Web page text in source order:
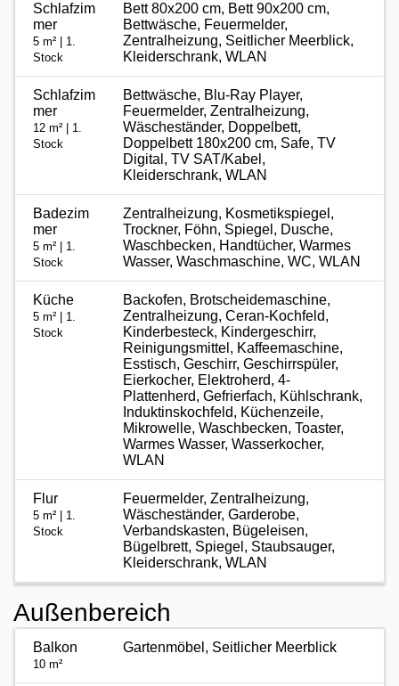
Schlafzim
mer
5 m² | 1.
Stock
Bett 80x200 cm, Bett 90x200 cm,
Bettwäsche, Feuermelder,
Zentralheizung, Seitlicher Meerblick,
Kleiderschrank, WLAN
Schlafzim
mer
12 m² | 1.
Stock
Bettwäsche, Blu-Ray Player,
Feuermelder, Zentralheizung,
Wäscheständer, Doppelbett,
Doppelbett 180x200 cm, Safe, TV
Digital, TV SAT/Kabel,
Kleiderschrank, WLAN
Badezim
mer
5 m² | 1.
Stock
Zentralheizung, Kosmetikspiegel,
Trockner, Föhn, Spiegel, Dusche,
Waschbecken, Handtücher, Warmes
Wasser, Waschmaschine, WC, WLAN
Küche
5 m² | 1.
Stock
Backofen, Brotscheidemaschine,
Zentralheizung, Ceran-Kochfeld,
Kinderbesteck, Kindergeschirr,
Reinigungsmittel, Kaffeemaschine,
Esstisch, Geschirr, Geschirrspüler,
Eierkocher, Elektroherd, 4-
Plattenherd, Gefrierfach, Kühlschrank,
Induktinskochfeld, Küchenzeile,
Mikrowelle, Waschbecken, Toaster,
Warmes Wasser, Wasserkocher,
WLAN
Flur
5 m² | 1.
Stock
Feuermelder, Zentralheizung,
Wäscheständer, Garderobe,
Verbandskasten, Bügeleisen,
Bügelbrett, Spiegel, Staubsauger,
Kleiderschrank, WLAN
Außenbereich
Balkon
10 m²
Gartenmöbel, Seitlicher Meerblick